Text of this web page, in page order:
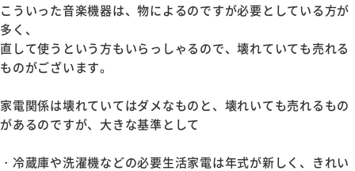
こういった音楽機器は、物によるのですが必要としている方が
多く、
直して使うという方もいらっしゃるので、壊れていても売れる
ものがございます。
家電関係は壊れていてはダメなものと、壊れいても売れるもの
があるのですが、大きな基準として
・冷蔵庫や洗濯機などの必要生活家電は年式が新しく、きれい